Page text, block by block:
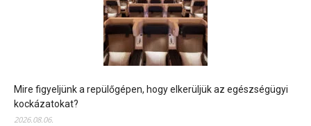
Mire figyeljünk a repülőgépen, hogy elkerüljük az egészségügyi
kockázatokat?
2026.08.06.